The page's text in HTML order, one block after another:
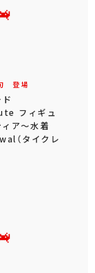
登場
ド
フィギュ
ア～水着
（タイクレ